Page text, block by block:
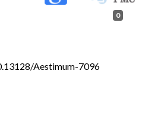
Aestimum-7096
0